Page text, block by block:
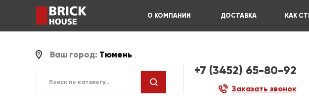
О КОМПАНИИ ДОСТАВКА КАК
Ваш город: Тюмень
+7 (3452) 65-80-92
Заказать звонок